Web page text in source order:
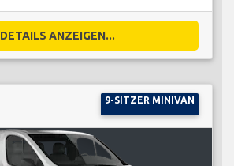
DETAILS ANZEIGEN...
9-SITZER MINIVAN